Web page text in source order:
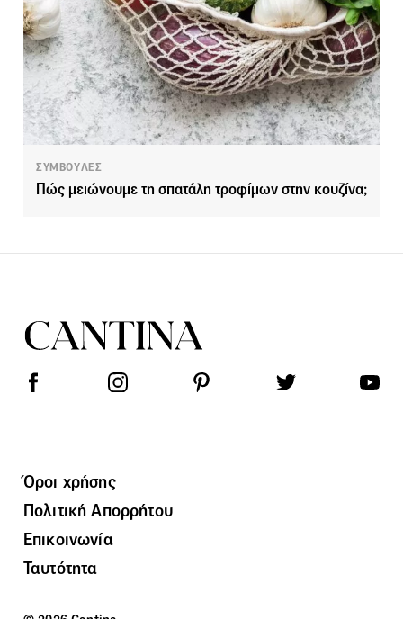
ΣΥΜΒΟΥΛΕΣ
Πώς μειώνουμε τη σπατάλη τροφίμων στην κουζίνα;
Όροι χρήσης
Πολιτική Απορρήτου
Επικοινωνία
Ταυτότητα